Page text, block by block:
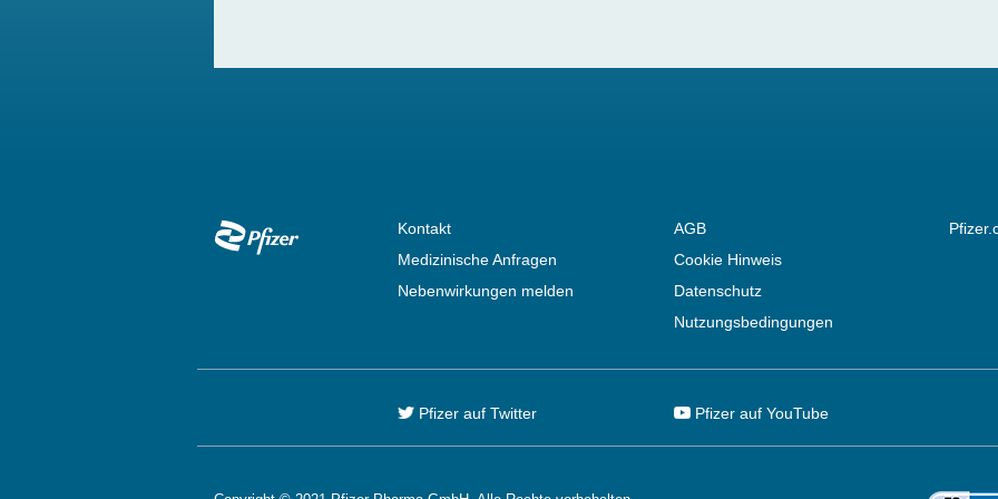
Footer
Kontakt
Medizinische Anfragen
Nebenwirkungen melden
AGB
Cookie Hinweis
Datenschutz
Nutzungsbedingungen
Pfizer auf Twitter Pfizer auf YouTube